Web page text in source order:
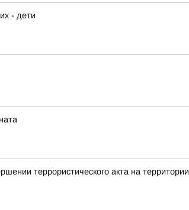
- дети
террористического акта на